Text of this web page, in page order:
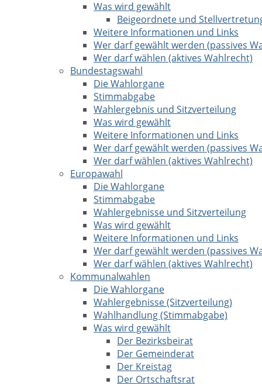
Was wird gewählt
Beigeordnete und
Weitere Informationen und Links
Wer darf gewählt werden (passives
Wer darf wählen (aktives Wahlrecht)
Bundestagswahl
Die Wahlorgane
Stimmabgabe
Wahlergebnis und Sitzverteilung
Was wird gewählt
Weitere Informationen und Links
Wer darf gewählt werden (passives
Wer darf wählen (aktives Wahlrecht)
Europawahl
Die Wahlorgane
Stimmabgabe
Wahlergebnisse und Sitzverteilung
Was wird gewählt
Weitere Informationen und Links
Wer darf gewählt werden (passives
Wer darf wählen (aktives Wahlrecht)
Kommunalwahlen
Die Wahlorgane
Wahlergebnisse (Sitzverteilung)
Wahlhandlung (Stimmabgabe)
Was wird gewählt
Der Bezirksbeirat
Der Gemeinderat
Der Kreistag
Der Ortschaftsrat